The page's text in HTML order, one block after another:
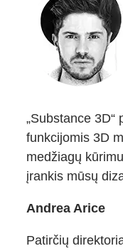
„Substance 3D“
funkcijomis 3D
medžiagų
įrankis mūsų
Andrea Arice
Patirčių